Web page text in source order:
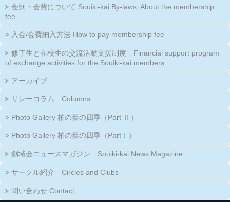
会則・会費について Souiki-kai By-laws, About the membership
fee
入会/会費納入方法 How to pay membership fee
修了生と在校生の交流活動支援制度 Financial support program
of exchange activities for the Souiki-kai members
アーカイブ
リレーコラム Columns
Photo Gallery 柏の葉の四季（Part Ⅱ）
Photo Gallery 柏の葉の四季（PartⅠ）
創域会ニュースマガジン Souiki-kai News Magazine
サークル紹介 Circles and Clubs
問い合わせ Contact